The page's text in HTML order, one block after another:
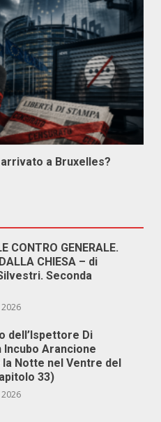
a Bruxelles?
CONTRO GENERALE.
CHIESA – di
Seconda
dell’Ispettore Di
Incubo Arancione
Notte nel Ventre del
33)